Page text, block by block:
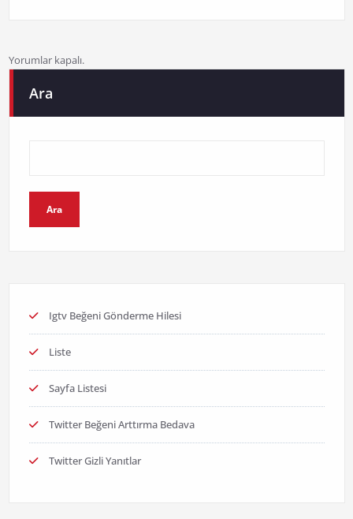
Yorumlar kapalı.
Ara
Ara
Igtv Beğeni Gönderme Hilesi
Liste
Sayfa Listesi
Twitter Beğeni Arttırma Bedava
Twitter Gizli Yanıtlar